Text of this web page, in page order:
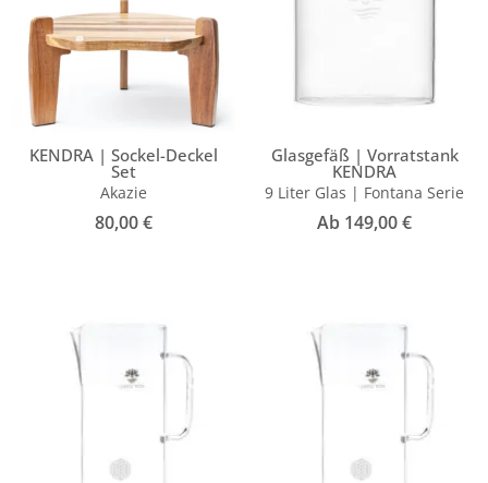
KENDRA | Sockel-Deckel
Set
Akazie
80,00€
Glasgefäß | Vorratstank
KENDRA
9 Liter Glas | Fontana Serie
Ab 149,00€